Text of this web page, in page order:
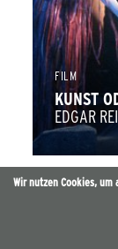
FILM
KUNST
EDGAR
Wir nutzen Cookies,